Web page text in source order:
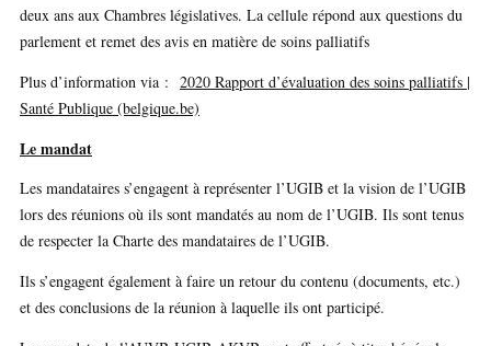
deux ans aux Chambres législatives. La cellule répond aux questions du
parlement et remet des avis en matière de soins palliatifs
Plus d’information via : 2020 Rapport d’évaluation des soins palliatifs |
Santé Publique (belgique.be)
Le mandat
Les mandataires s’engagent à représenter l’UGIB et la vision de l’UGIB
lors des réunions où ils sont mandatés au nom de l’UGIB. Ils sont tenus
de respecter la Charte des mandataires de l’UGIB.
Ils s’engagent également à faire un retour du contenu (documents, etc.)
et des conclusions de la réunion à laquelle ils ont participé.